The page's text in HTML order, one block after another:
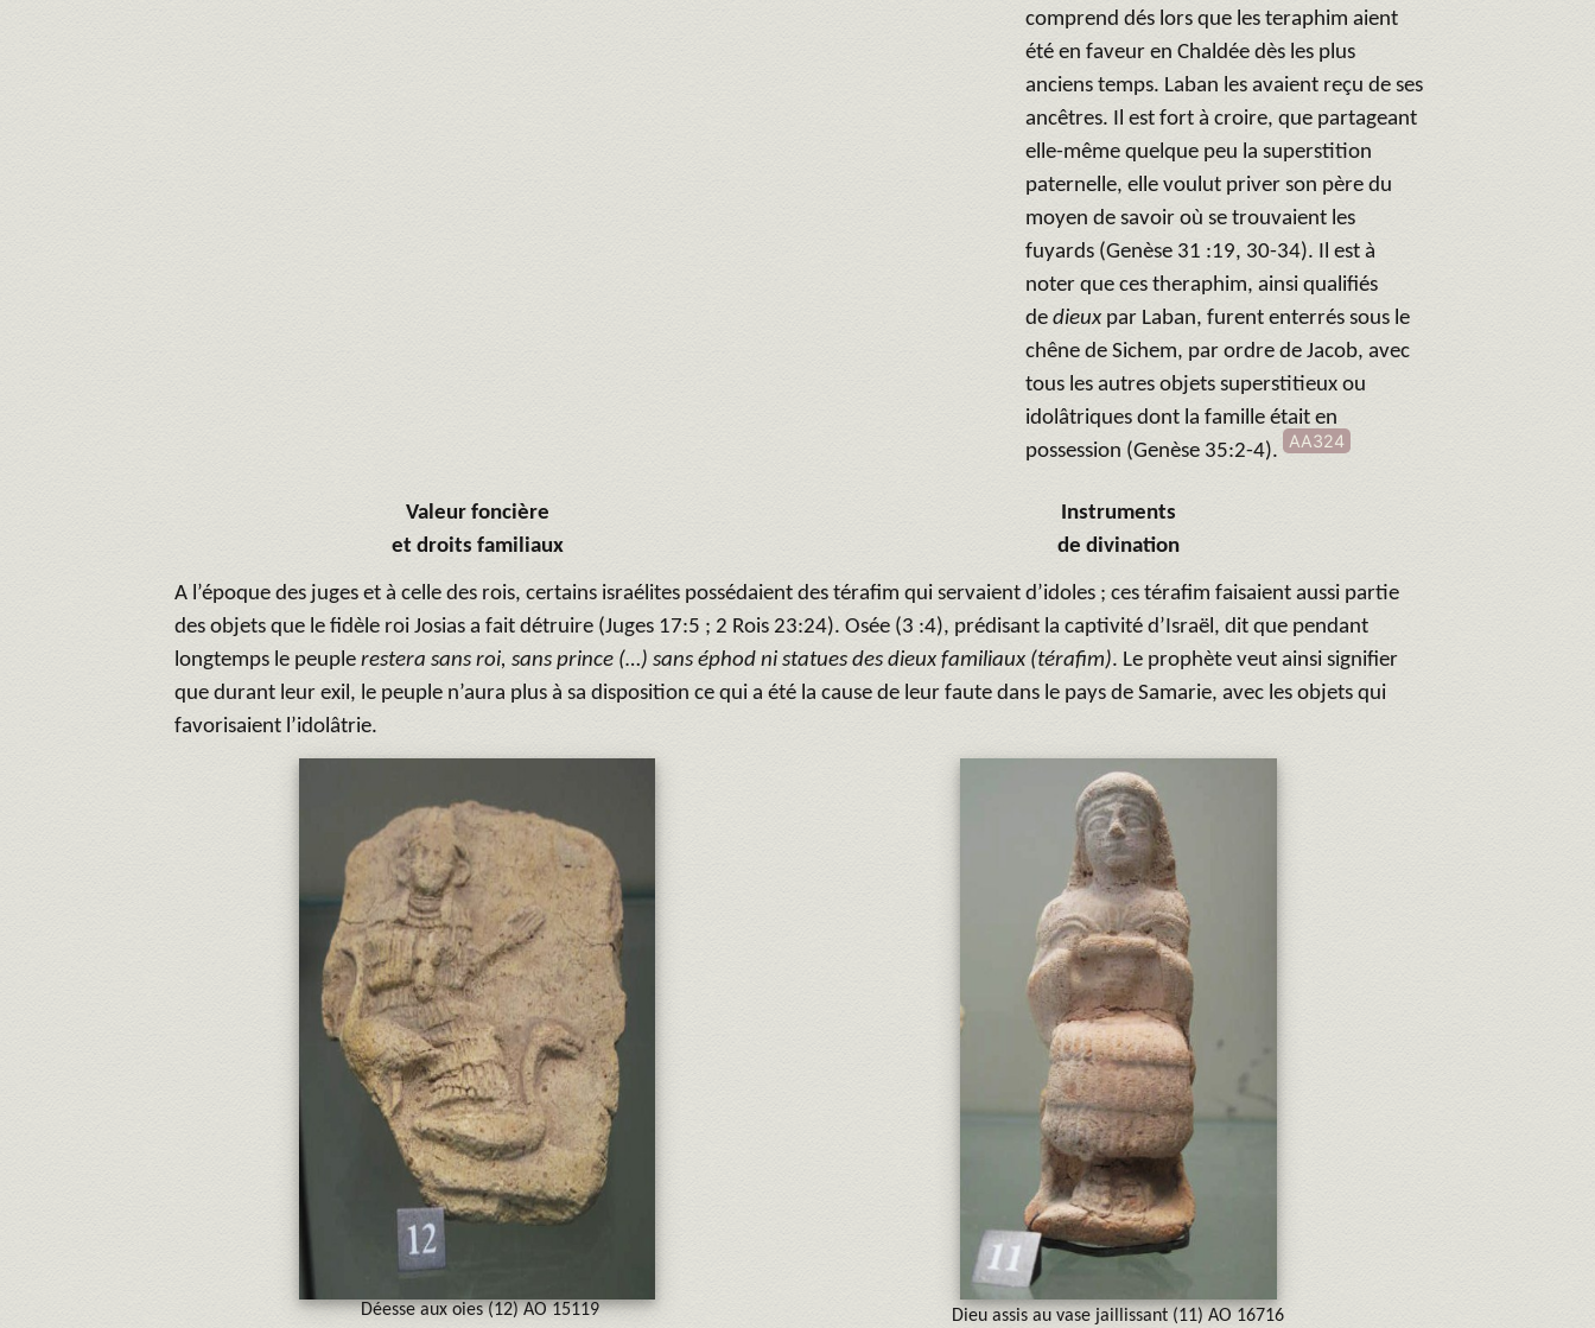
comprend dés lors que les teraphim aient
été en faveur en Chaldée dès les plus
anciens temps. Laban les avaient reçu de ses
ancêtres. Il est fort à croire, que partageant
elle-même quelque peu la superstition
paternelle, elle voulut priver son père du
moyen de savoir où se trouvaient les
fuyards (Genèse 31 :19, 30-34). Il est à
noter que ces theraphim, ainsi qualifiés
de dieux par Laban, furent enterrés sous le
chêne de Sichem, par ordre de Jacob, avec
tous les autres objets superstitieux ou
idolâtriques dont la famille était en
possession (Genèse 35:2-4).
AA324
Valeur foncière
et droits familiaux
Instruments
de divination
A l’époque des juges et à celle des rois, certains israélites possédaient des térafim qui servaient d’idoles ; ces térafim faisaient aussi partie
des objets que le fidèle roi Josias a fait détruire (Juges 17:5 ; 2 Rois 23:24). Osée (3 :4), prédisant la captivité d’Israël, dit que pendant
longtemps le peuple restera sans roi, sans prince (…) sans éphod ni statues des dieux familiaux (térafim). Le prophète veut ainsi signifier
que durant leur exil, le peuple n’aura plus à sa disposition ce qui a été la cause de leur faute dans le pays de Samarie, avec les objets qui
favorisaient l’idolâtrie.
Déesse aux oies (12) AO 15119 Dieu assis au vase jaillissant (11) AO 16716